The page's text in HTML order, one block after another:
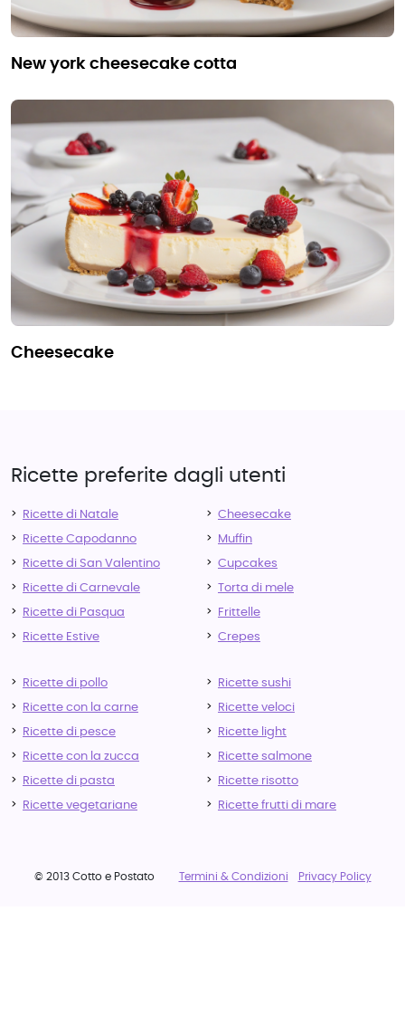
new york cheesecake cotta
cheesecake
Ricette preferite dagli utenti
Ricette di Natale
Ricette Capodanno
Ricette di San Valentino
Ricette di Carnevale
Ricette di Pasqua
Ricette Estive
Cheesecake
Muffin
Cupcakes
Torta di mele
Frittelle
Crepes
Ricette di pollo
Ricette con la carne
Ricette di pesce
Ricette con la zucca
Ricette di pasta
Ricette vegetariane
Ricette sushi
Ricette veloci
Ricette light
Ricette salmone
Ricette risotto
Ricette frutti di mare
© 2013 Cotto e Postato Termini & Condizioni Privacy Policy